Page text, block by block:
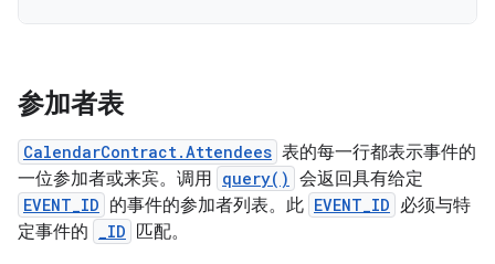
参加者表
CalendarContract.Attendees 表的每一行都表示事件的
一位参加者或来宾。调用 query() 会返回具有给定
EVENT_ID 的事件的参加者列表。此 EVENT_ID 必须与特
定事件的 _ID 匹配。